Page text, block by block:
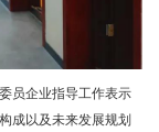
员企业指导工作表示
成以及未来发展规划